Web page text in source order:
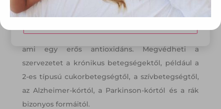
hatásúak.
A mangó különösen erős mangiferint tartalmaz,
ami egy erős antioxidáns. Megvédheti a
szervezetet a krónikus betegségektől, például a
2-es típusú cukorbetegségtől, a szívbetegségtől,
az Alzheimer-kórtól, a Parkinson-kórtól és a rák
bizonyos formáitól.
Módosítom a beállításokat